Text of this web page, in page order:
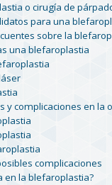
o cirugía de
para una
sobre la
una blefaroplastia
y complicaciones en la
complicaciones
en la blefaroplastia?